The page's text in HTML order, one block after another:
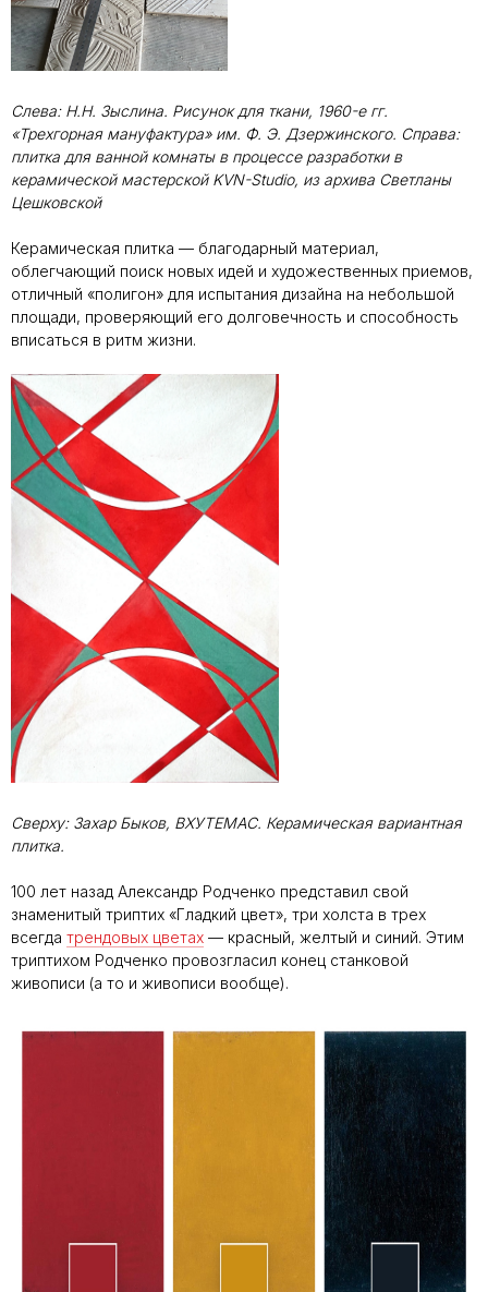
Слева: Н.Н. Зыслина. Рисунок для ткани, 1960-е гг.
«Трехгорная мануфактура» им. Ф. Э. Дзержинского. Справа:
плитка для ванной комнаты в процессе разработки в
керамической мастерской KVN-Studio, из архива Светланы
Цешковской
Керамическая плитка — благодарный материал,
облегчающий поиск новых идей и художественных приемов,
отличный «полигон» для испытания дизайна на небольшой
площади, проверяющий его долговечность и способность
вписаться в ритм жизни.
Сверху: Захар Быков, ВХУТЕМАС. Керамическая вариантная
плитка.
100 лет назад Александр Родченко представил свой
знаменитый триптих «Гладкий цвет», три холста в трех
всегда трендовых цветах — красный, желтый и синий. Этим
триптихом Родченко провозгласил конец станковой
живописи (а то и живописи вообще).